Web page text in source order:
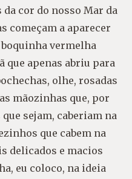
cor do nosso Mar da
começam a aparecer
vermelha
que apenas abriu para
olhe, rosadas
mãozinhas que, por
sejam, caberiam na
que cabem na
delicados e macios
eu coloco, na ideia